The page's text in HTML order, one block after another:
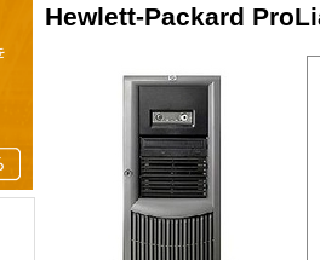
Hewlett-Packard